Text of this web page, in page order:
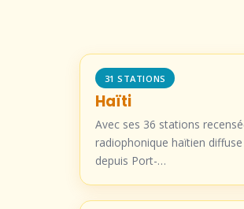
31 STATIONS
Haïti
Avec ses 36 stations
radiophonique haïtien
depuis Port-…